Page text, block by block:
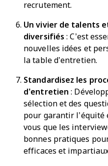
recrutement.
Un vivier de talents
diversifiés : C’est
nouvelles idées et
la table d’entretien.
Standardisez les
d’entretien :
sélection et des
pour garantir l’équité
vous que les
bonnes pratiques
efficaces et